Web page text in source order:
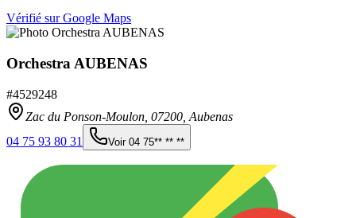
Vérifié sur Google Maps
Orchestra AUBENAS
#4529248
Zac du Ponson-Moulon, 07200 Aubenas
04 75 93 80 31
Voir 04 75** ** **